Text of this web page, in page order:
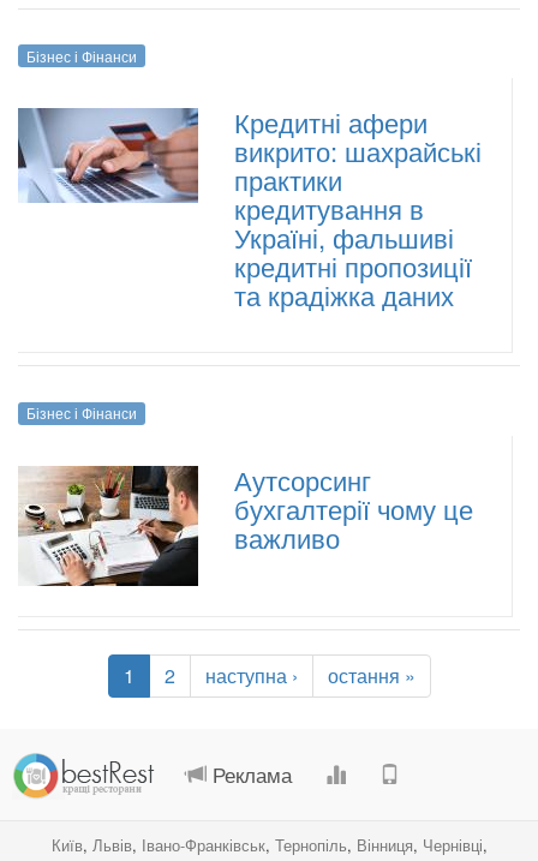
Бізнес і Фінанси
Кредитні афери
викрито: шахрайські
практики
кредитування в
Україні, фальшиві
кредитні пропозиції
та крадіжка даних
Бізнес і Фінанси
Аутсорсинг
бухгалтерії чому це
важливо
1 2 наступна › остання »
Реклама
Київ, Львів, Івано-Франківськ, Тернопіль, Вінниця, Чернівці,